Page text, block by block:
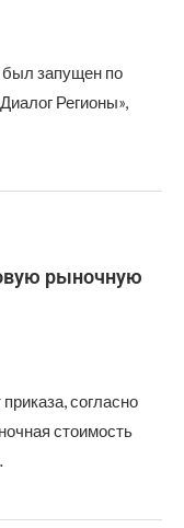
был запущен по
Регионы»,
рыночную
согласно
стоимость